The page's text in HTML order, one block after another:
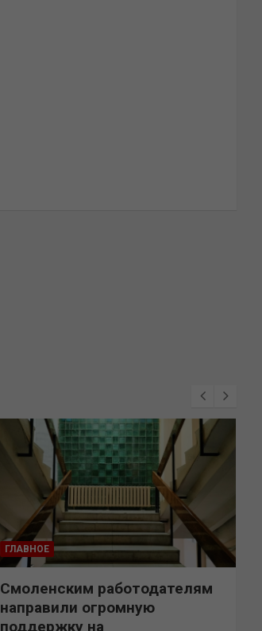
ГЛАВНОЕ
Смоленским работодателям
направили огромную
поддержку на